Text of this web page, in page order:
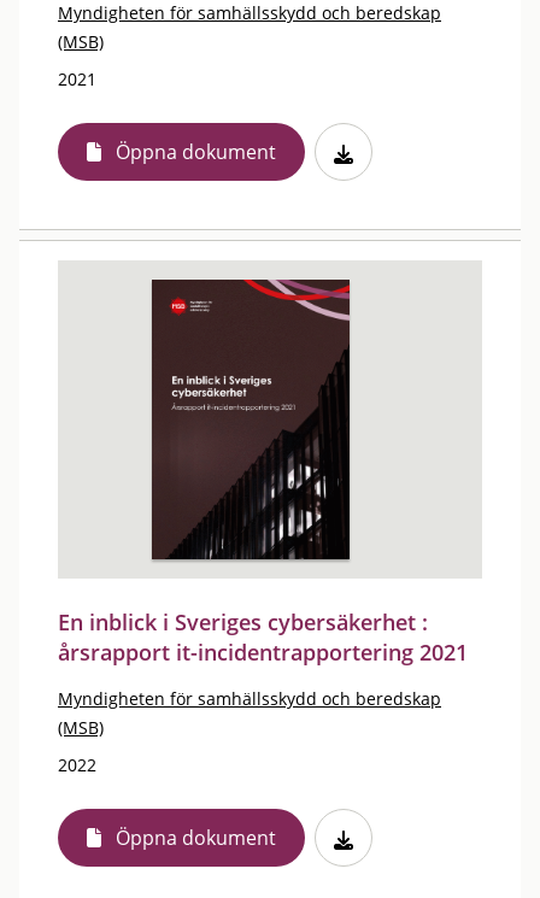
Myndigheten för samhällsskydd och beredskap
(MSB)
2021
Öppna dokument
En inblick i Sveriges cybersäkerhet :
årsrapport it-incidentrapportering 2021
Myndigheten för samhällsskydd och beredskap
(MSB)
2022
Öppna dokument